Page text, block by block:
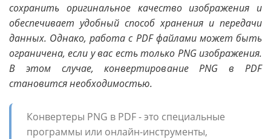
сохранить оригинальное качество изображения и
обеспечивает удобный способ хранения и передачи
данных. Однако, работа с PDF файлами может быть
ограничена, если у вас есть только PNG изображения.
В этом случае, конвертирование PNG в PDF
становится необходимостью.
Конвертеры PNG в PDF - это специальные
программы или онлайн-инструменты,